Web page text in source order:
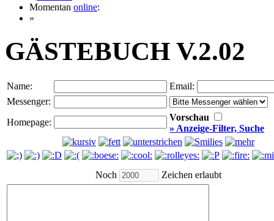
Momentan online:
»
GÄSTEBUCH V.2.02
Name:
Email:
Messenger:
Homepage:
Vorschau
» Anzeige-Filter, Suche
Noch Zeichen erlaubt